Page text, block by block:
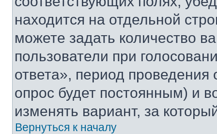
находится на отдельной
можете задать количество
пользователи при
ответа», период проведения
опрос будет постоянным) и
изменять вариант, за
Вернуться к началу